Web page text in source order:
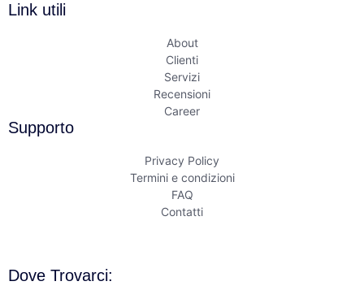
Link utili
About
Clienti
Servizi
Recensioni
Career
Supporto
Privacy Policy
Termini e condizioni
FAQ
Contatti
Dove Trovarci: